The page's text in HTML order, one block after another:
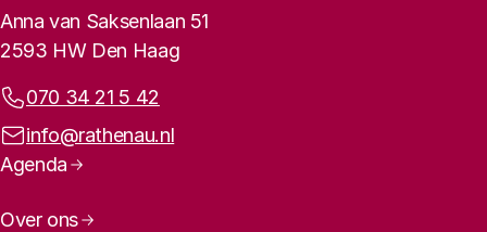
Contactinformatie
Anna van Saksenlaan 51
2593 HW Den Haag
Telefoonnummer:
070 34 21 5 42
E-mailadres:
info@rathenau.nl
Paginanavigatie
Agenda
Over ons